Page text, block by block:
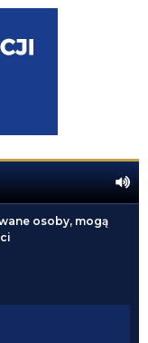
osoby, mogą